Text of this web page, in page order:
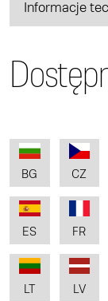
Informacje
BG CZ
ES FR
LT LV